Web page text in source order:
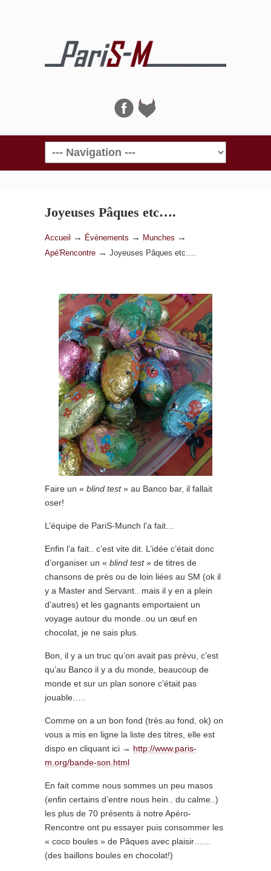
Navigation
Joyeuses Pâques etc….
Accueil → Évènements → Munches →
Apé'Rencontre → Joyeuses Pâques etc….
Faire un « blind test» au Banco bar, il fallait
oser!
L’équipe de PariS-Munch l’a fait…
Enfin l’a fait.. c’est vite dit. L’idée c’était donc
d’organiser un « blind test» de titres de
chansons de près ou de loin liées au SM (ok il
y a Master and Servant.. mais il y en a plein
d’autres) et les gagnants emportaient un
voyage autour du monde..ou un œuf en
chocolat, je ne sais plus.
Bon, il y a un truc qu’on avait pas prévu, c’est
qu’au Banco il y a du monde, beaucoup de
monde et sur un plan sonore c’était pas
jouable…..
Comme on a un bon fond (très au fond, ok) on
vous a mis en ligne la liste des titres, elle est
dispo en cliquant ici → http://www.paris-
m.org/bande-son.html
En fait comme nous sommes un peu masos
(enfin certains d’entre nous hein.. du calme..)
les plus de 70 présents à notre Apéro-
Rencontre ont pu essayer puis consommer les
« coco boules » de Pâques avec plaisir……
(des baillons boules en chocolat!)